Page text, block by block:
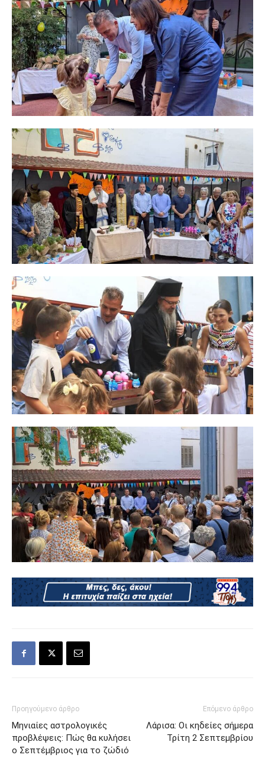
Προηγούμενο άρθρο
Μηνιαίες αστρολογικές
προβλέψεις: Πώς θα κυλήσει
ο Σεπτέμβριος για το ζώδιό
Επόμενο άρθρο
Λάρισα: Οι κηδείες σήμερα
Τρίτη 2 Σεπτεμβρίου